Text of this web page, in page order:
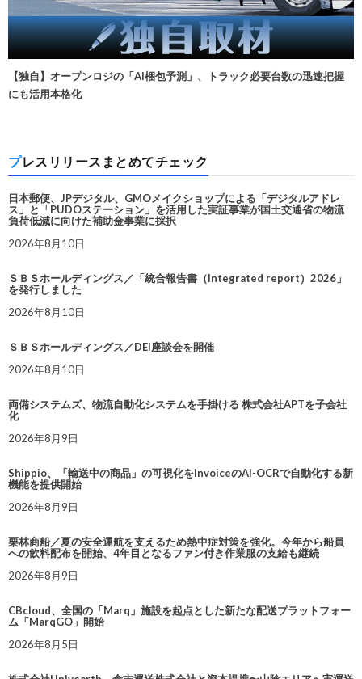
【独自】オープンロジの「AI梱包予測」、トラック必要台数の迅速把握
にも活用本格化
プレスリリースまとめてチェック
日本郵便、JPデジタル、GMOメイクショップによる「デジタルアドレ
ス」と「PUDOステーション」を活用した実証事業が国土交通省の物流
負荷低減に向けた補助金事業に採択
2026年8月10日
ＳＢＳホールディングス／「統合報告書（Integrated report）2026」
を発行しました
2026年8月10日
ＳＢＳホールディングス／DEI座談会を開催
2026年8月10日
両備システムズ、物流自動化システムを手掛ける 株式会社APTを子会社
化
2026年8月9日
Shippio、「輸送中の商品」の可視化をInvoiceのAI-OCRで自動化する新
機能を提供開始
2026年8月9日
栗林商船／夏の安全運航を支えるため熱中症対策を強化。今年から船員
への飲料配布を開始、4年目となるファン付き作業服の支給も継続
2026年8月9日
CBcloud、全国の「Marq」施設を起点とした新たな配送プラットフォー
ム「MarqGO」開始
2026年8月5日